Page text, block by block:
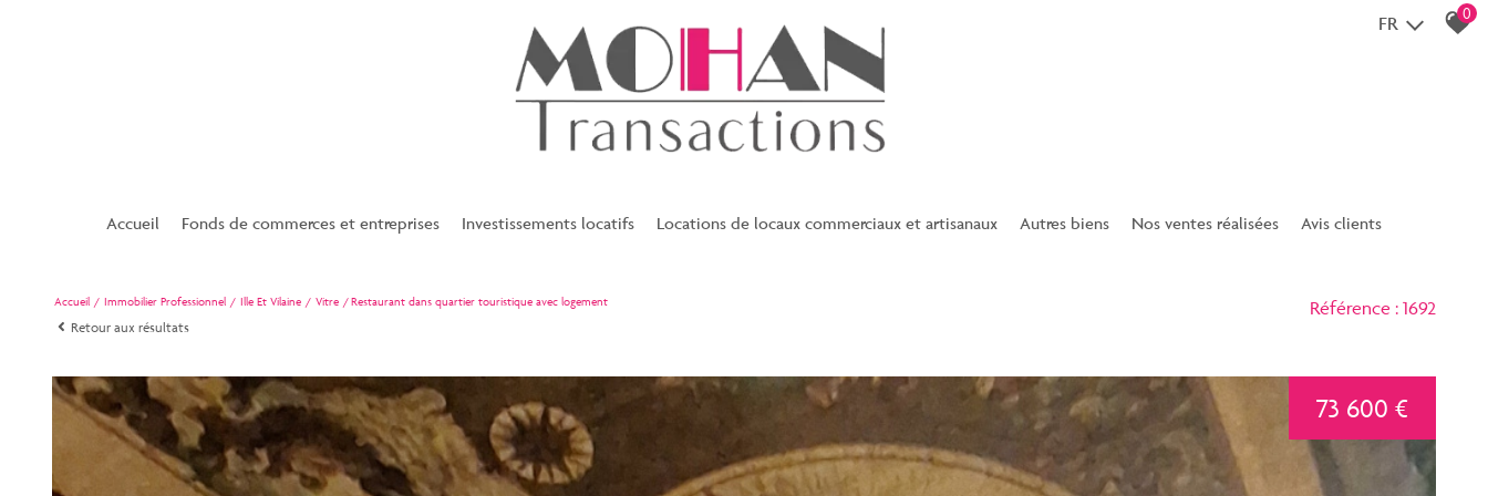
FR 0
Accueil Fonds de commerces et entreprises
Superette
Restaurant
Hotel
Esthétique et coiffure
Investissements locatifs Locations de locaux commerciaux et artisanaux Autres biens Nos ventes réalisées Avis clients
Contact
Accueil Immobilier Professionnel Ille Et Vilaine Vitre Restaurant dans quartier touristique avec logement
Retour aux résultats
Référence : 1692
73 600 €